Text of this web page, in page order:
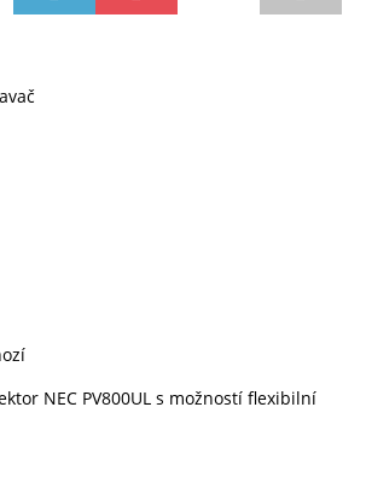
NEC PV800UL s možností flexibilní